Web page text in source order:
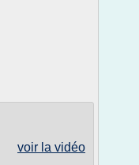
voir la vidéo